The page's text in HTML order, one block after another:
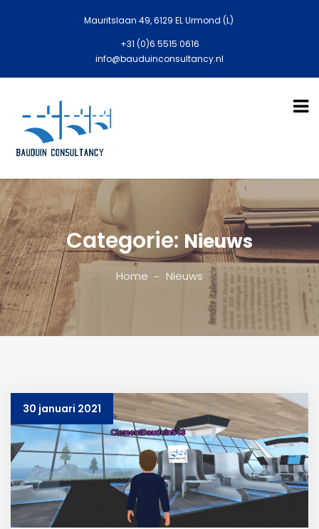
Mauritslaan 49, 6129 EL Urmond (L)
+31 (0)6 5515 0616
info@bauduinconsultancy.nl
Categorie: Nieuws
Home Nieuws
30 januari 2021